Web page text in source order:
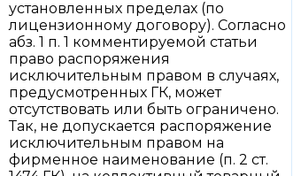
установленных пределах (по
лицензионному договору). Согласно
абз. 1 п. 1 комментируемой статьи
право распоряжения
исключительным правом в случаях,
предусмотренных ГК, может
отсутствовать или быть ограничено.
Так, не допускается распоряжение
исключительным правом на
фирменное наименование (п. 2 ст.